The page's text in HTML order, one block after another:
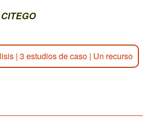
| 3 estudios de caso | Un recurso